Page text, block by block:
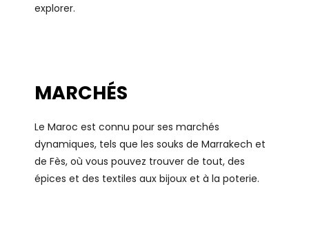
explorer.
MARCHÉS
Le Maroc est connu pour ses marchés
dynamiques, tels que les souks de Marrakech et
de Fès, où vous pouvez trouver de tout, des
épices et des textiles aux bijoux et à la poterie.